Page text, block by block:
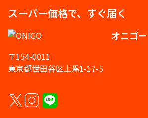
スーパー価格で、すぐ届く
オニゴー
〒154-0011
東京都世田谷区上馬1-17-5